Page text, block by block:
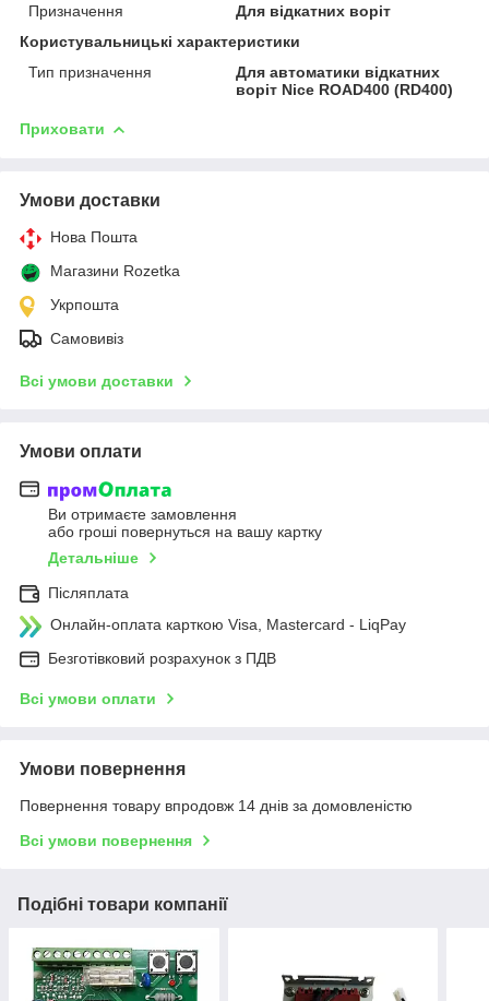
Призначення
Для відкатних воріт
Користувальницькі характеристики
Тип призначення
Для автоматики відкатних
воріт Nice ROAD400 (RD400)
Приховати
Умови доставки
Нова Пошта
Магазини Rozetka
Укрпошта
Самовивіз
Всі умови доставки
Умови оплати
Ви отримаєте замовлення
або гроші повернуться на вашу картку
Детальніше
Післяплата
Онлайн-оплата карткою Visa, Mastercard - LiqPay
Безготівковий розрахунок з ПДВ
Всі умови оплати
Умови повернення
Повернення товару впродовж 14 днів за домовленістю
Всі умови повернення
Подібні товари компанії